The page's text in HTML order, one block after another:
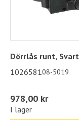
Dörrlås runt, Svart
102658108-5019
978,00 kr
I lager